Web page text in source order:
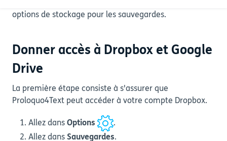
options de stockage pour les sauvegardes.
Donner accès à Dropbox et Google
Drive
La première étape consiste à s'assurer que
Proloquo4Text peut accéder à votre compte Dropbox.
Allez dans Options
.
Allez dans Sauvegardes.